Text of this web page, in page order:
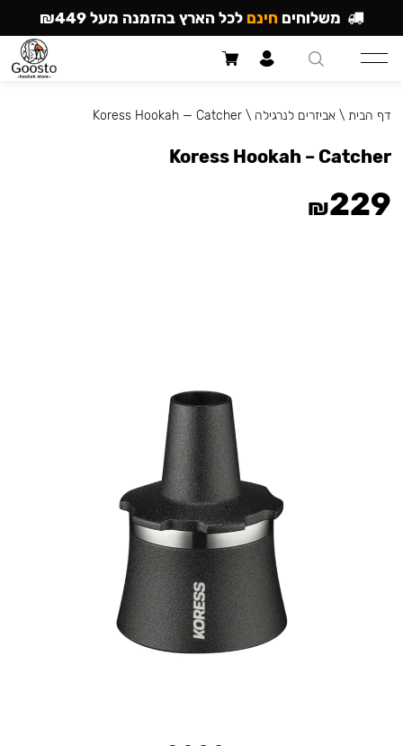
דף הבית \אביזרים לנרגילה \
Koress Hookah — Catcher
Koress Hookah – Catcher
₪229
משלוחים חינם לכל הארץ בהזמנה מעל ₪449